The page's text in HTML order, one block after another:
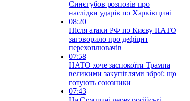
Синєгубов розповів про
наслідки ударів по Харківщині
08:20
Після атаки РФ по Києву НАТО
заговорило про дефіцит
перехоплювачів
07:58
НАТО хоче заспокоїти Трампа
великими закупівлями зброї: що
готують союзники
07:43